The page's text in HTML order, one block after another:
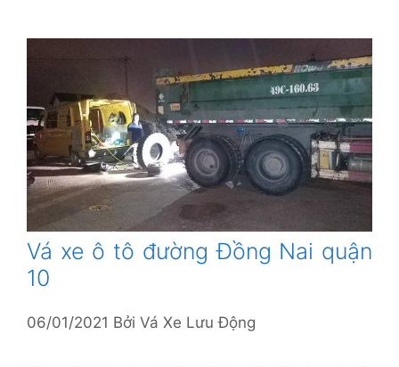
Vá xe ô tô đường Đồng Nai quận
10
06/01/2021 Bởi Vá Xe Lưu Động